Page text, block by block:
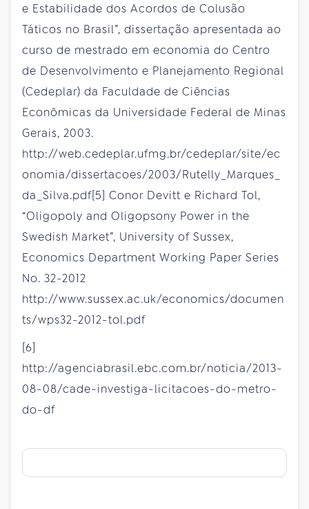
e Estabilidade dos Acordos de Colusão
Táticos no Brasil”, dissertação apresentada ao
curso de mestrado em economia do Centro
de Desenvolvimento e Planejamento Regional
(Cedeplar) da Faculdade de Ciências
Econômicas da Universidade Federal de Minas
Gerais, 2003.
http://web.cedeplar.ufmg.br/cedeplar/site/ec
onomia/dissertacoes/2003/Rutelly_Marques_
da_Silva.pdf[5] Conor Devitt e Richard Tol,
“Oligopoly and Oligopsony Power in the
Swedish Market”, University of Sussex,
Economics Department Working Paper Series
No. 32-2012
http://www.sussex.ac.uk/economics/documen
ts/wps32-2012-tol.pdf
[6]
http://agenciabrasil.ebc.com.br/noticia/2013-
08-08/cade-investiga-licitacoes-do-metro-
do-df